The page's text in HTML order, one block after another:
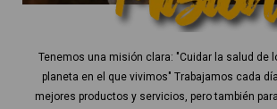
Tenemos una misión clara: "Cuidar la salud de
planeta en el que vivimos" Trabajamos cada
mejores productos y servicios, pero también